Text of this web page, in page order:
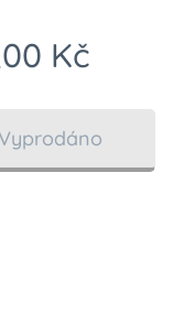
Kč
Vyprodáno